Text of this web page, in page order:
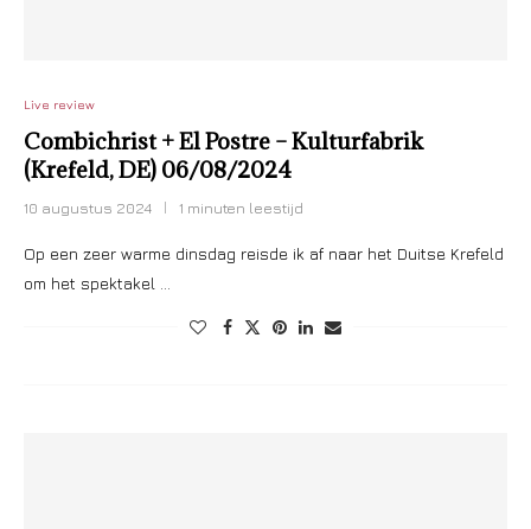
Live review
Combichrist + El Postre – Kulturfabrik
(Krefeld, DE) 06/08/2024
10 augustus 2024 1 minuten leestijd
Op een zeer warme dinsdag reisde ik af naar het Duitse Krefeld
om het spektakel …